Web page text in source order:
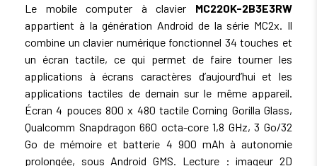
Le mobile computer à clavier MC220K-2B3E3RW
appartient à la génération Android de la série MC2x. Il
combine un clavier numérique fonctionnel 34 touches et
un écran tactile, ce qui permet de faire tourner les
applications à écrans caractères d’aujourd’hui et les
applications tactiles de demain sur le même appareil.
Écran 4 pouces 800 x 480 tactile Corning Gorilla Glass,
Qualcomm Snapdragon 660 octa-core 1,8 GHz, 3 Go/32
Go de mémoire et batterie 4 900 mAh à autonomie
prolongée, sous Android GMS. Lecture : imageur 2D